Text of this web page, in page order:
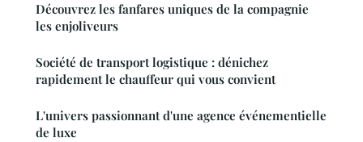
Découvrez les fanfares uniques de la compagnie
les enjoliveurs
Société de transport logistique : dénichez
rapidement le chauffeur qui vous convient
L'univers passionnant d'une agence événementielle
de luxe